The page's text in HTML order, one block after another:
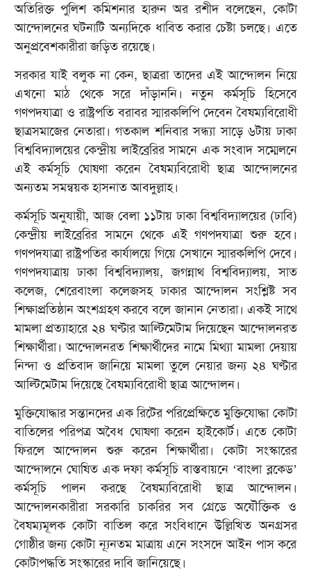
অতিরিক্ত পুলিশ কমিশনার হারুন অর রশীদ বলেছেন, কোটা
আন্দোলনের ঘটনাটি অন্যদিকে ধাবিত করার চেষ্টা চলছে। এতে
অনুপ্রবেশকারীরা জড়িত রয়েছে।
সরকার যাই বলুক না কেন, ছাত্ররা তাদের এই আন্দোলন নিয়ে
এখনো মাঠ থেকে সরে দাঁড়াননি। নতুন কর্মসূচি হিসেবে
গণপদযাত্রা ও রাষ্ট্রপতি বরাবর স্মারকলিপি দেবেন বৈষম্যবিরোধী
ছাত্রসমাজের নেতারা। গতকাল শনিবার সন্ধ্যা সাড়ে ৬টায় ঢাকা
বিশ্ববিদ্যালয়ের কেন্দ্রীয় লাইব্রেরির সামনে এক সংবাদ সম্মেলনে
এই কর্মসূচি ঘোষণা করেন বৈষম্যবিরোধী ছাত্র আন্দোলনের
অন্যতম সমন্বয়ক হাসনাত আবদুল্লাহ।
কর্মসূচি অনুযায়ী, আজ বেলা ১১টায় ঢাকা বিশ্ববিদ্যালয়ের (ঢাবি)
কেন্দ্রীয় লাইব্রেরির সামনে থেকে এই গণপদযাত্রা শুরু হবে।
গণপদযাত্রা রাষ্ট্রপতির কার্যালয়ে গিয়ে সেখানে স্মারকলিপি দেবে।
গণপদযাত্রায় ঢাকা বিশ্ববিদ্যালয়, জগন্নাথ বিশ্ববিদ্যালয়, সাত
কলেজ, শেরেবাংলা কলেজসহ ঢাকার আন্দোলন সংশ্লিষ্ট সব
শিক্ষাপ্রতিষ্ঠান অংশগ্রহণ করবে বলে জানান নেতারা। একই সাথে
মামলা প্রত্যাহারে ২৪ ঘণ্টার আল্টিমেটাম দিয়েছেন আন্দোলনরত
শিক্ষার্থীরা। আন্দোলনরত শিক্ষার্থীদের নামে মিথ্যা মামলা দেয়ায়
নিন্দা ও প্রতিবাদ জানিয়ে মামলা তুলে নেয়ার জন্য ২৪ ঘণ্টার
আল্টিমেটাম দিয়েছে বৈষম্যবিরোধী ছাত্র আন্দোলন।
মুক্তিযোদ্ধার সন্তানদের এক রিটের পরিপ্রেক্ষিতে মুক্তিযোদ্ধা কোটা
বাতিলের পরিপত্র অবৈধ ঘোষণা করেন হাইকোর্ট। এতে কোটা
ফিরলে আন্দোলন শুরু করেন শিক্ষার্থীরা। কোটা সংস্কারের
আন্দোলনে ঘোষিত এক দফা কর্মসূচি বাস্তবায়নে ‘বাংলা ব্লকেড’
কর্মসূচি পালন করছে বৈষম্যবিরোধী ছাত্র আন্দোলন।
আন্দোলনকারীরা সরকারি চাকরির সব গ্রেডে অযৌক্তিক ও
বৈষম্যমূলক কোটা বাতিল করে সংবিধানে উল্লিখিত অনগ্রসর
গোষ্ঠীর জন্য কোটা ন্যূনতম মাত্রায় এনে সংসদে আইন পাস করে
কোটাপদ্ধতি সংস্কারের দাবি জানিয়েছে।